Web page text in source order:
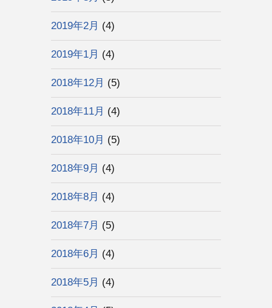
2019年2月 (4)
2019年1月 (4)
2018年12月 (5)
2018年11月 (4)
2018年10月 (5)
2018年9月 (4)
2018年8月 (4)
2018年7月 (5)
2018年6月 (4)
2018年5月 (4)